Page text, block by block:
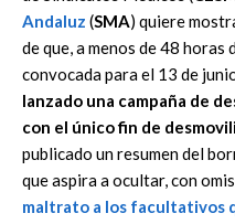
Andaluz (SMA) quiere
de que, a menos de 48
convocada para el 13 de
lanzado una campaña de
con el único fin de
publicado un resumen del
que aspira a ocultar, con
maltrato a los facultativos